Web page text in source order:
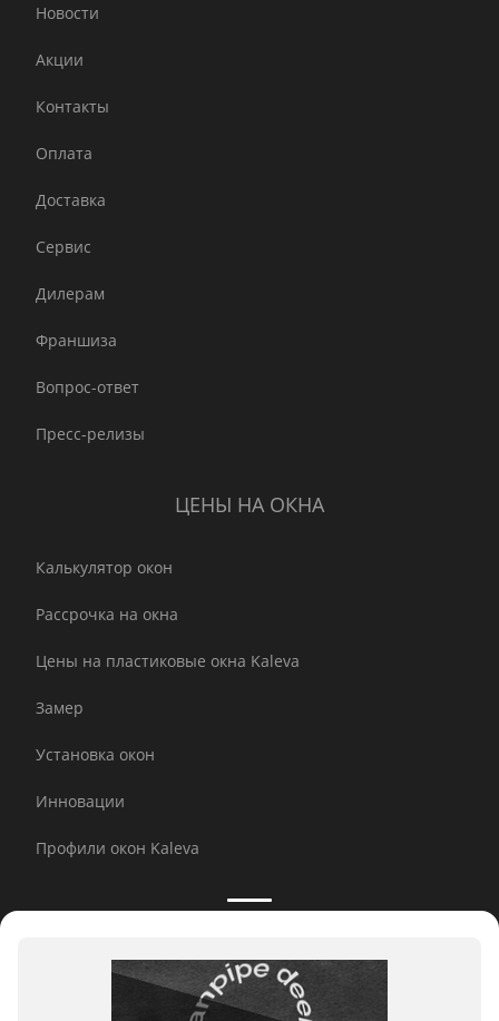
Новости
Акции
Контакты
Оплата
Доставка
Сервис
Дилерам
Франшиза
Вопрос-ответ
Пресс-релизы
ЦЕНЫ НА ОКНА
Калькулятор окон
Рассрочка на окна
Цены на пластиковые окна Kaleva
Замер
Установка окон
Инновации
Профили окон Kaleva
Принимаем к оплате: